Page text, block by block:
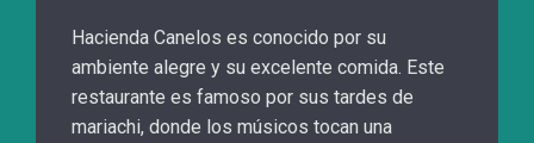
Hacienda Canelos es conocido por su
ambiente alegre y su excelente comida. Este
restaurante es famoso por sus tardes de
mariachi, donde los músicos tocan una